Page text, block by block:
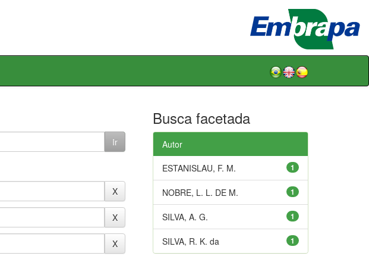
Busca facetada
Autor
1
ESTANISLAU, F. M.
1
NOBRE, L. L. DE M.
1
SILVA, A. G.
1
SILVA, R. K. da